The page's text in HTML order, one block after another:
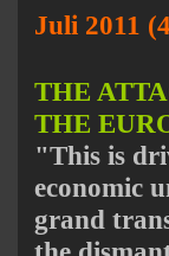
Juli 2011
THE
THE
"This is
economic
grand